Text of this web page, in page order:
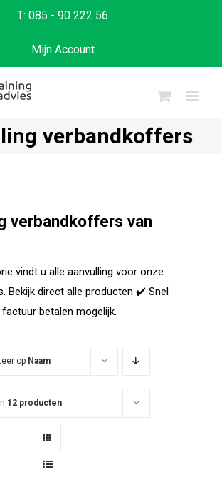
T: 085 - 90 222 56
Mijn Account
verbandkoffers
verbandkoffers van
vindt u alle aanvulling voor onze
Bekijk direct alle producten ✔️ Snel
betalen mogelijk.
op Naam
12 producten